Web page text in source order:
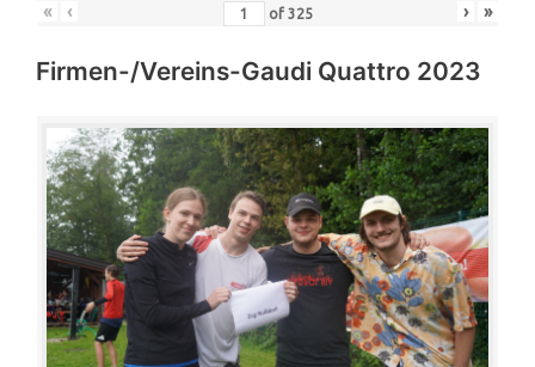
« ‹ of 325 › »
Firmen-/Vereins-Gaudi Quattro 2023